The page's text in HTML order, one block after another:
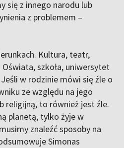
się z innego narodu lub
z problemem –
Kultura, teatr,
szkoła, uniwersytet
w rodzinie mówi się źle o
ze względu na jego
religijną, to również jest źle.
planetą, tylko żyje w
znaleźć sposoby na
Simonas